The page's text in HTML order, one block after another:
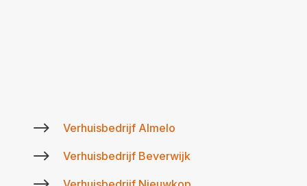
$ Verhuisbedrijf Almelo
$ Verhuisbedrijf Beverwijk